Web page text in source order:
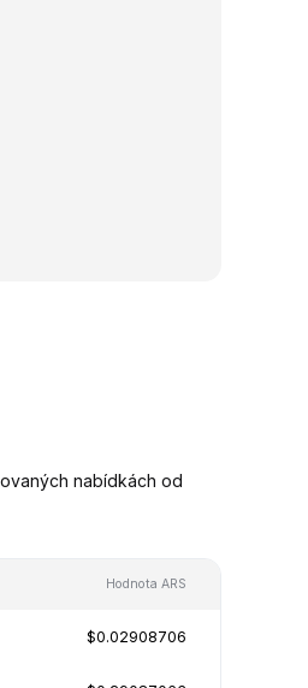
nabídkách od
Hodnota ARS
$0.02908706